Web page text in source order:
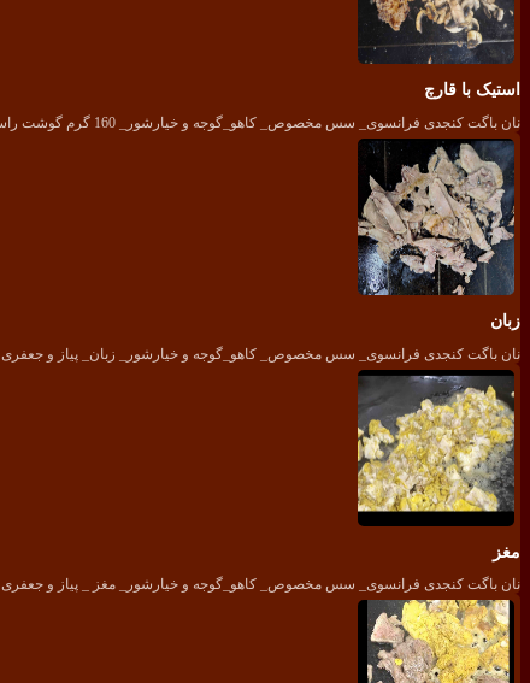
استیک با قارچ
نان باگت کنجدی فرانسوی_ سس مخصوص_ کاهو_گوجه و خیارشور_ 160 گرم گوشت راسته گوساله_قارچ_ پیاز و جعفری
زبان
نان باگت کنجدی فرانسوی_ سس مخصوص_ کاهو_گوجه و خیارشور_ زبان_ پیاز و جعفری
مغز
نان باگت کنجدی فرانسوی_ سس مخصوص_ کاهو_گوجه و خیارشور_ مغز _ پیاز و جعفری